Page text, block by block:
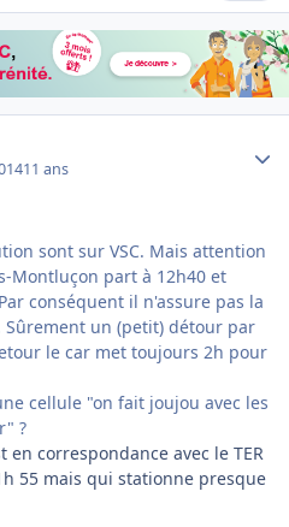
11 ans
sont sur VSC. Mais attention
Montluçon part à 12h40 et
conséquent il n'assure pas la
Sûrement un (petit) détour par
le car met toujours 2h pour
cellule "on fait joujou avec les
?
en correspondance avec le TER
55 mais qui stationne presque